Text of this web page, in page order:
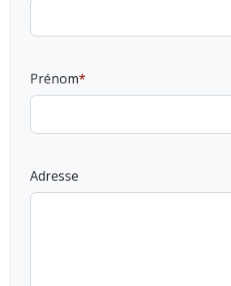
Prénom
Adresse